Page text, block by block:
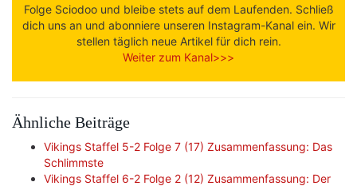
Folge Sciodoo und bleibe stets auf dem Laufenden. Schließ
dich uns an und abonniere unseren Instagram-Kanal ein. Wir
stellen täglich neue Artikel für dich rein.
Weiter zum Kanal>>>
Ähnliche Beiträge
Vikings Staffel 5-2 Folge 7 (17) Zusammenfassung: Das
Schlimmste
Vikings Staffel 6-2 Folge 2 (12) Zusammenfassung: Der